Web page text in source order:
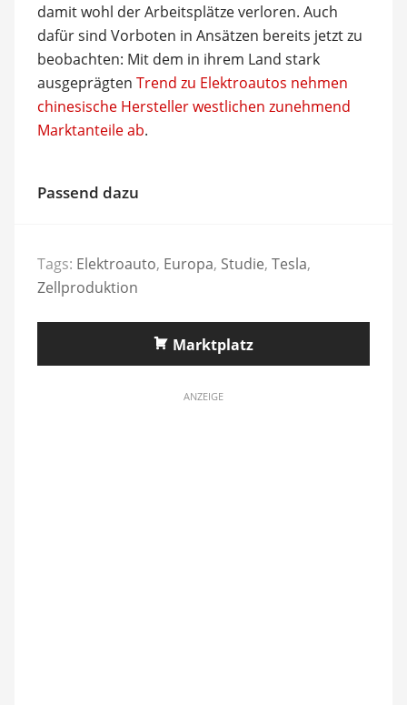
damit wohl der Arbeitsplätze verloren. Auch
dafür sind Vorboten in Ansätzen bereits jetzt zu
beobachten: Mit dem in ihrem Land stark
ausgeprägten Trend zu Elektroautos nehmen
chinesische Hersteller westlichen zunehmend
Marktanteile ab.
Passend dazu
Tags: Elektroauto, Europa, Studie, Tesla,
Zellproduktion
Marktplatz
ANZEIGE